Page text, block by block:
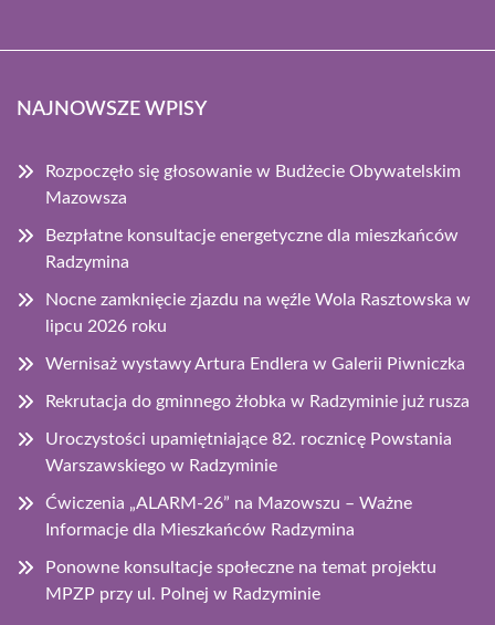
NAJNOWSZE WPISY
Rozpoczęło się głosowanie w Budżecie Obywatelskim
Mazowsza
Bezpłatne konsultacje energetyczne dla mieszkańców
Radzymina
Nocne zamknięcie zjazdu na węźle Wola Rasztowska w
lipcu 2026 roku
Wernisaż wystawy Artura Endlera w Galerii Piwniczka
Rekrutacja do gminnego żłobka w Radzyminie już rusza
Uroczystości upamiętniające 82. rocznicę Powstania
Warszawskiego w Radzyminie
Ćwiczenia „ALARM-26” na Mazowszu – Ważne
Informacje dla Mieszkańców Radzymina
Ponowne konsultacje społeczne na temat projektu
MPZP przy ul. Polnej w Radzyminie